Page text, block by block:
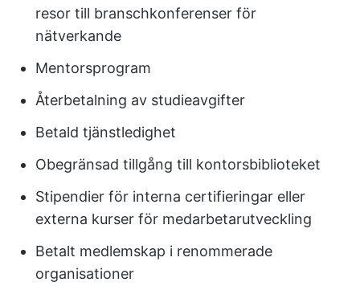
resor till branschkonferenser för
nätverkande
Mentorsprogram
Återbetalning av studieavgifter
Betald tjänstledighet
Obegränsad tillgång till kontorsbiblioteket
Stipendier för interna certifieringar eller
externa kurser för medarbetarutveckling
Betalt medlemskap i renommerade
organisationer